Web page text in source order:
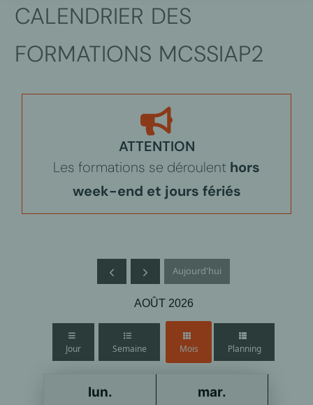
CALENDRIER DES
FORMATIONS MCSSIAP2
ATTENTION
Les formations se déroulent hors
week-end et jours fériés
Aujourd'hui
AOÛT 2026
Jour Semaine Mois Planning
lun. mar.